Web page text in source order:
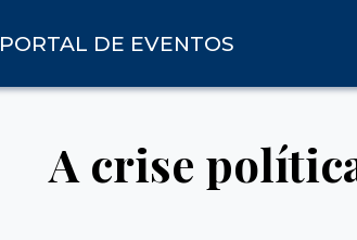
PORTAL DE EVENTOS
A crise